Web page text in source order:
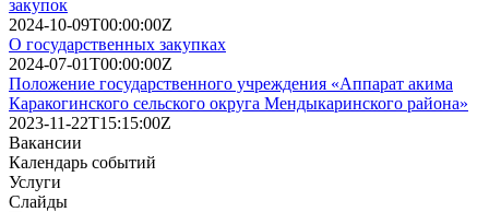
закупок
2024-10-09T00:00:00Z
О государственных закупках
2024-07-01T00:00:00Z
Положение государственного учреждения «Аппарат акима
Каракогинского сельского округа Мендыкаринского района»
2023-11-22T15:15:00Z
Вакансии
Календарь событий
Услуги
Слайды